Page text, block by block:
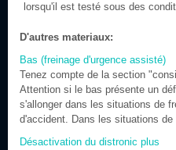
lorsqu'il est testé sous des
D'autres materiaux:
Bas (freinage d'urgence assisté)
Tenez compte de la section
Attention si le bas présente un
s'allonger dans les situations de
d'accident. Dans les situations de
Désactivation du distronic plus